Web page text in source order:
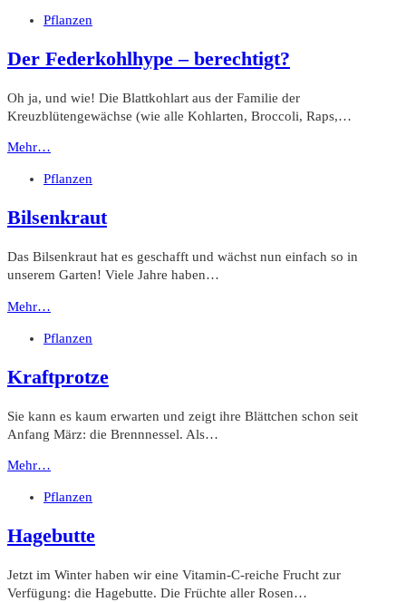
Pflanzen
Der Federkohlhype – berechtigt?
Oh ja, und wie! Die Blattkohlart aus der Familie der
Kreuzblütengewächse (wie alle Kohlarten, Broccoli, Raps,…
Mehr…
Pflanzen
Bilsenkraut
Das Bilsenkraut hat es geschafft und wächst nun einfach so in
unserem Garten! Viele Jahre haben…
Mehr…
Pflanzen
Kraftprotze
Sie kann es kaum erwarten und zeigt ihre Blättchen schon seit
Anfang März: die Brennnessel. Als…
Mehr…
Pflanzen
Hagebutte
Jetzt im Winter haben wir eine Vitamin-C-reiche Frucht zur
Verfügung: die Hagebutte. Die Früchte aller Rosen…